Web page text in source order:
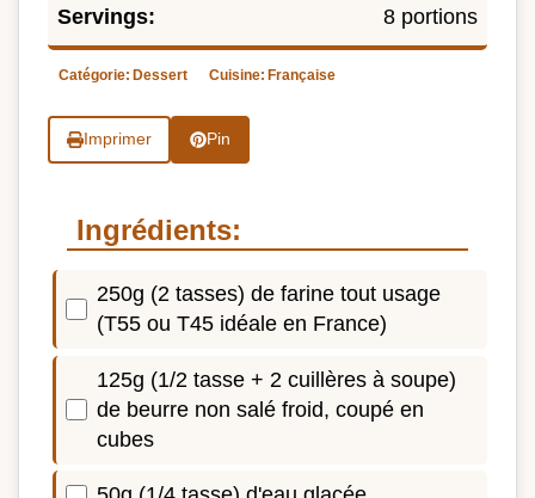
Servings: 8 portions
Catégorie: Dessert Cuisine: Française
Imprimer Pin
Ingrédients:
250g (2 tasses) de farine tout usage
(T55 ou T45 idéale en France)
125g (1/2 tasse + 2 cuillères à soupe)
de beurre non salé froid, coupé en
cubes